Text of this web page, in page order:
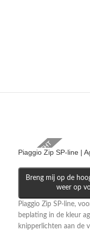
VERKOCHT
Piaggio Zip SP-line |
Breng mij op de
weer op
Piaggio Zip SP-line,
beplating in de kleur
knipperlichten aan de